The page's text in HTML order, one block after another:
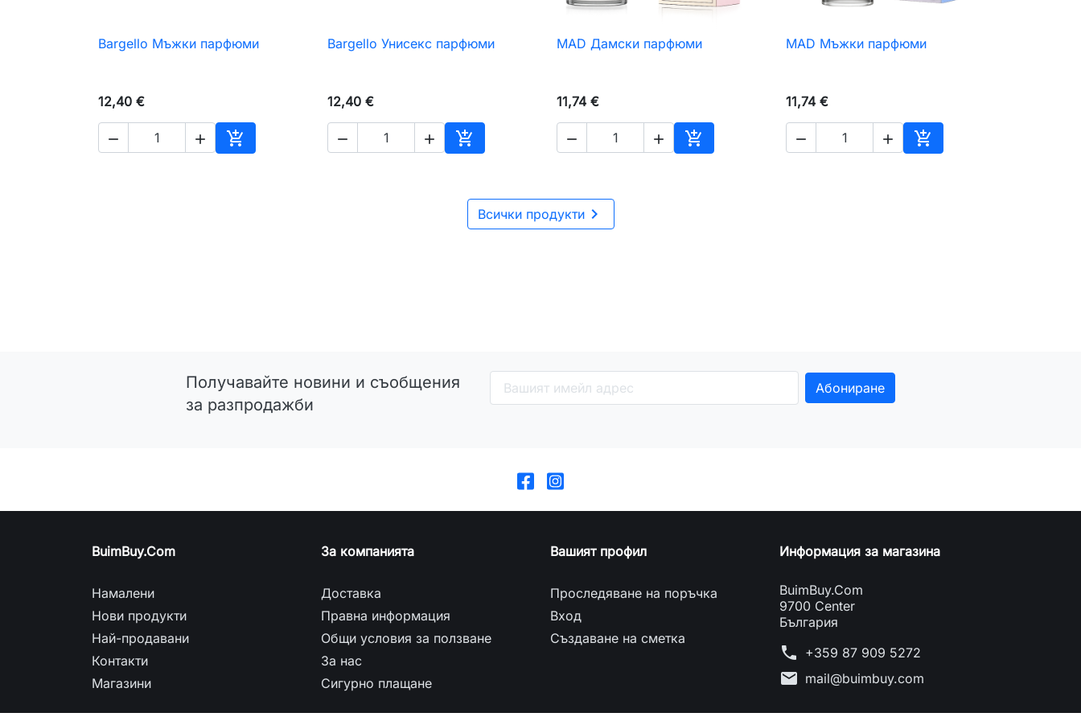
 Бърз преглед
Bargello Мъжки парфюми
12,40 €
  
Добавяне към количката
 Бърз преглед
Bargello Унисекс парфюми
12,40 €
  
Добавяне към количката
 Бърз преглед
MAD Дамски парфюми
11,74 €
  
Добавяне към количката
 Бърз преглед
MAD Мъжки парфюми
11,74 €
  
Добавяне към
Всички продукти
Получавайте новини и съобщения
за разпродажби
BuimBuy.Com
Намалени
Нови продукти
Най-продавани
Контакти
Магазини
За компанията
Доставка
Правна информация
Общи условия за ползване
За нас
Сигурно плащане
Вашият профил
Проследяване на поръчка
Вход
Създаване на сметка
Информация за магазина
BuimBuy.Com
9700 Center
България
phone +359 87 909 5272
mail mail@buimbuy.com